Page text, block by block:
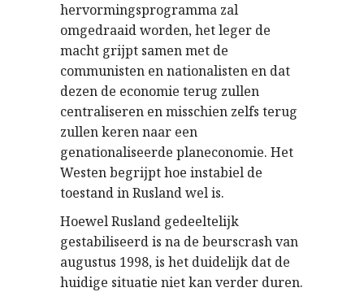
hervormingsprogramma zal
omgedraaid worden, het leger de
macht grijpt samen met de
communisten en nationalisten en dat
dezen de economie terug zullen
centraliseren en misschien zelfs terug
zullen keren naar een
genationaliseerde planeconomie. Het
Westen begrijpt hoe instabiel de
toestand in Rusland wel is.
Hoewel Rusland gedeeltelijk
gestabiliseerd is na de beurscrash van
augustus 1998, is het duidelijk dat de
huidige situatie niet kan verder duren.